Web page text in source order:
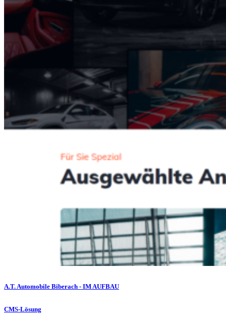
A.T. Automobile Biberach - IM AUFBAU
CMS-Lösung